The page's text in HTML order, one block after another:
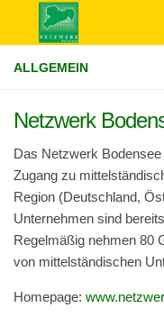
Zum Inhalt springen
ALLGEMEIN
Netzwerk
Das Netz­werk
Zugang zu
Region (Deutsch­land,
Unter­neh­men sind
Regel­mä­ßig neh­men 80
von mit­tel­stän­di­schen
Home­page: